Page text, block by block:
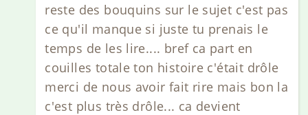
reste des bouquins sur le sujet c'est pas
ce qu'il manque si juste tu prenais le
temps de les lire.... bref ca part en
couilles totale ton histoire c'était drôle
merci de nous avoir fait rire mais bon la
c'est plus très drôle... ca devient